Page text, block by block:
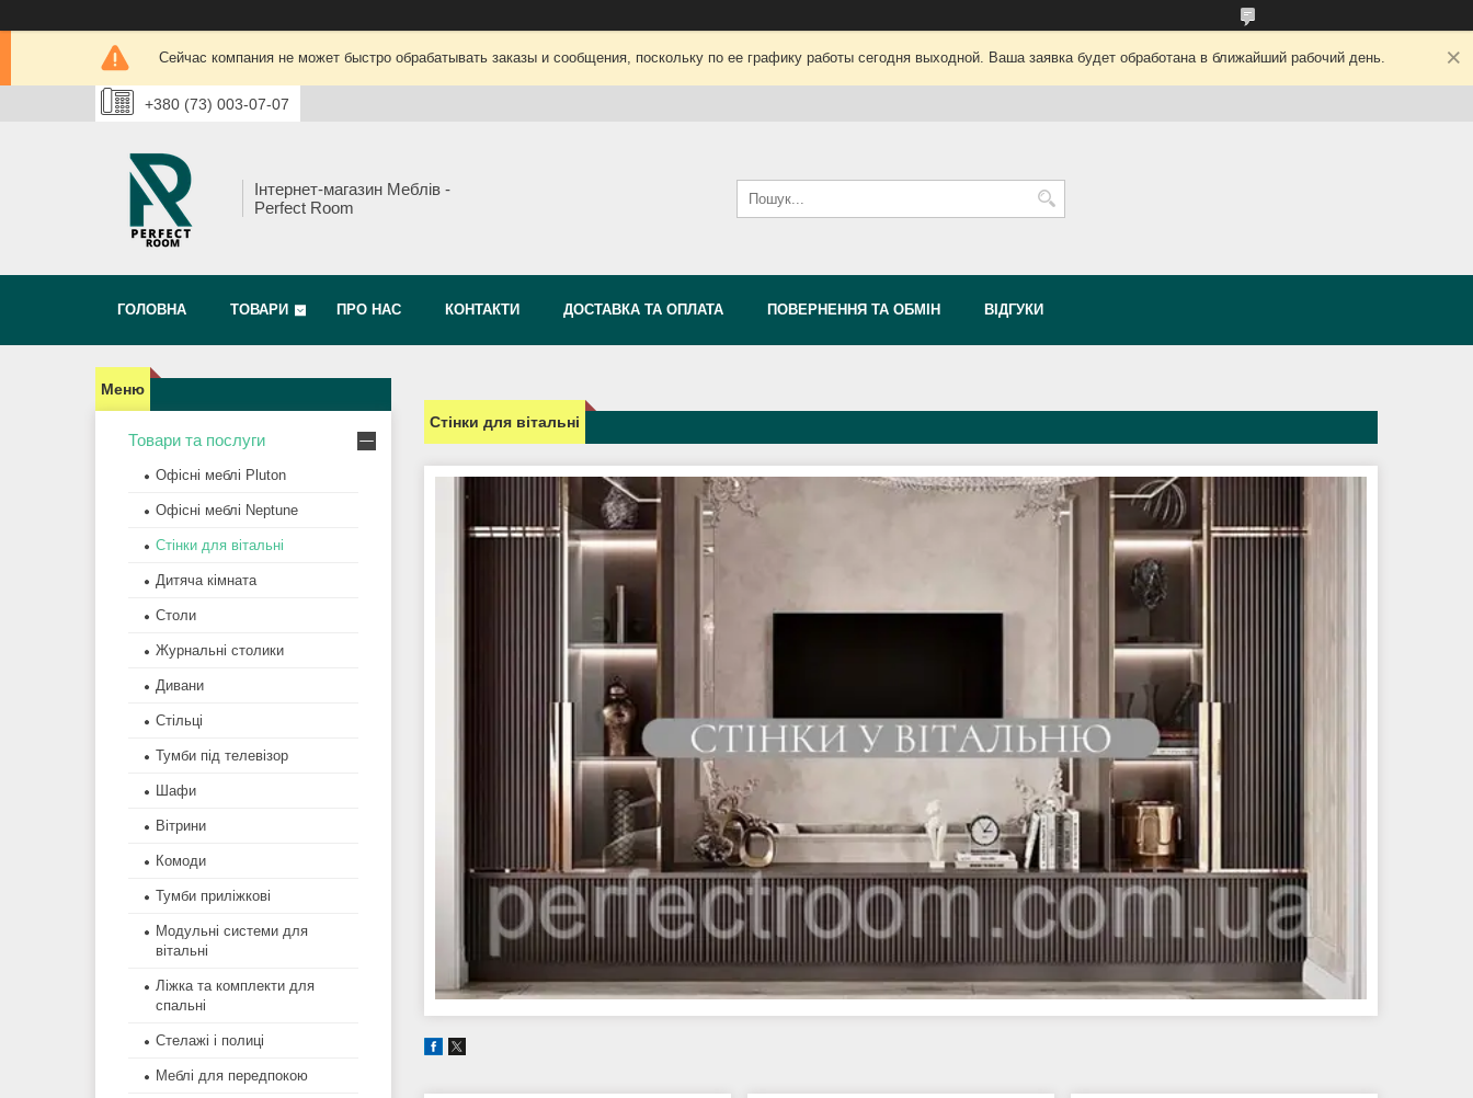
Сейчас компания не может быстро обрабатывать заказы и сообщения, поскольку по ее графику работы сегодня выходной. Ваша заявка будет обработана в ближайший рабочий день.
+380 (73) 003-07-07
Інтернет-магазин Меблів -
Perfect Room
ГОЛОВНА ТОВАРИ ПРО НАС КОНТАКТИ ДОСТАВКА ТА ОПЛАТА ПОВЕРНЕННЯ ТА ОБМІН ВІДГУКИ
Стінки для вітальні
Товари та послуги
Офісні меблі Pluton
Офісні меблі Neptune
Стінки для вітальні
Дитяча кімната
Столи
Журнальні столики
Дивани
Стільці
Тумби під телевізор
Шафи
Вітрини
Комоди
Тумби приліжкові
Модульні системи для
вітальні
Ліжка та комплекти для
спальні
Стелажі і полиці
Меблі для передпокою